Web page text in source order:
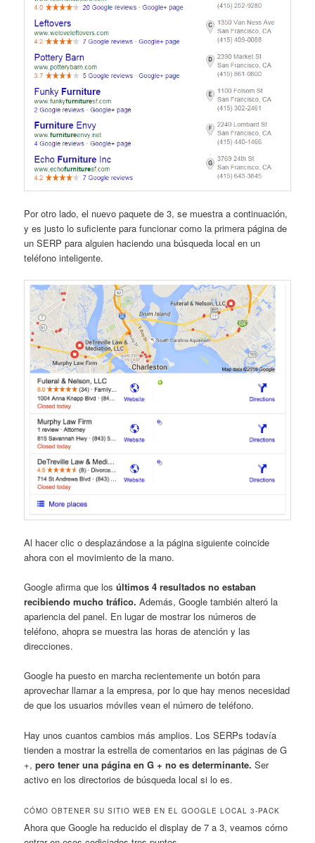
Por otro lado, el nuevo paquete de 3, se muestra a continuación,
y es justo lo suficiente para funcionar como la primera página de
un SERP para alguien haciendo una búsqueda local en un
teléfono inteligente.
Al hacer clic o desplazándose a la página siguiente coincide
ahora con el movimiento de la mano.
Google afirma que los últimos 4 resultados no estaban
recibiendo mucho tráfico. Además, Google también alteró la
apariencia del panel. En lugar de mostrar los números de
teléfono, ahopra se muestra las horas de atención y las
direcciones.
Google ha puesto en marcha recientemente un botón para
aprovechar llamar a la empresa, por lo que hay menos necesidad
de que los usuarios móviles vean el número de teléfono.
Hay unos cuantos cambios más amplios. Los SERPs todavía
tienden a mostrar la estrella de comentarios en las páginas de G
+,pero tener una página en G + no es determinante. Ser
activo en los directorios de búsqueda local si lo es.
CÓMO OBTENER SU SITIO WEB EN EL GOOGLE LOCAL 3-PACK
Ahora que Google ha reducido el display de 7 a 3, veamos cómo